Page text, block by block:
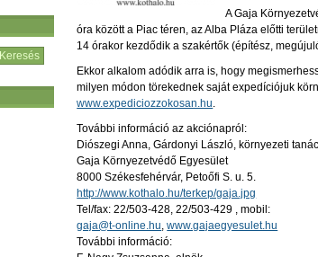
A Gaja
óra között a Piac téren, az Alba Pláza előtti
14 órakor kezdődik a szakértők (építész,
Ekkor alkalom adódik arra is, hogy
milyen módon törekednek saját expedíciójuk
www.expediciozzokosan.hu.
További információ az akciónapról:
Diószegi Anna, Gárdonyi László, környezeti
Gaja Környezetvédő Egyesület
8000 Székesfehérvár, Petoőfi S. u. 5.
http://www.kothalo.hu/terkep/gaja.jpg
Tel/fax: 22/503-428, 22/503-429 , mobil:
gaja@t-online.hu,www.gajaegyesulet.hu
További információ: